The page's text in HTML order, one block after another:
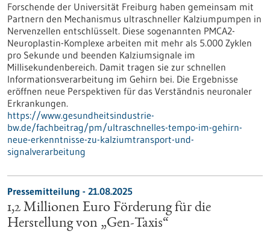
Forschende der Universität Freiburg haben gemeinsam mit
Partnern den Mechanismus ultraschneller Kalziumpumpen in
Nervenzellen entschlüsselt. Diese sogenannten PMCA2-
Neuroplastin-Komplexe arbeiten mit mehr als 5.000 Zyklen
pro Sekunde und beenden Kalziumsignale im
Millisekundenbereich. Damit tragen sie zur schnellen
Informationsverarbeitung im Gehirn bei. Die Ergebnisse
eröffnen neue Perspektiven für das Verständnis neuronaler
Erkrankungen.
https://www.gesundheitsindustrie-
bw.de/fachbeitrag/pm/ultraschnelles-tempo-im-gehirn-
neue-erkenntnisse-zu-kalziumtransport-und-
signalverarbeitung
Pressemitteilung - 21.08.2025
1,2 Millionen Euro Förderung für die
Herstellung von „Gen-Taxis“